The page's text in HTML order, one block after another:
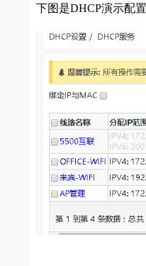
下图是DHCP演示配置